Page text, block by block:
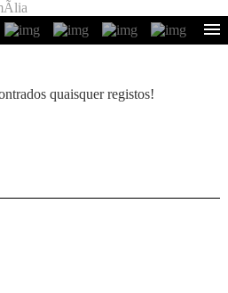
quaisquer registos!